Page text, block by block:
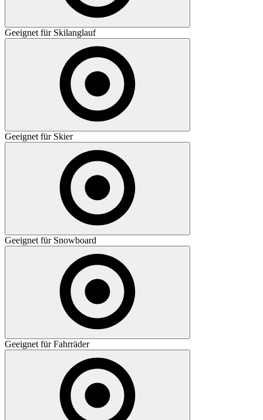
Geeignet für Skilanglauf
Geeignet für Skier
Geeignet für Snowboard
Geeignet für Fahrräder